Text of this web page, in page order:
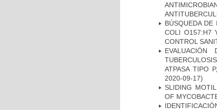
BÚSQUEDA DE
COLI O157:H7
CONTROL
ATPASA TIPO
2020-09-17)
SLIDING
OF